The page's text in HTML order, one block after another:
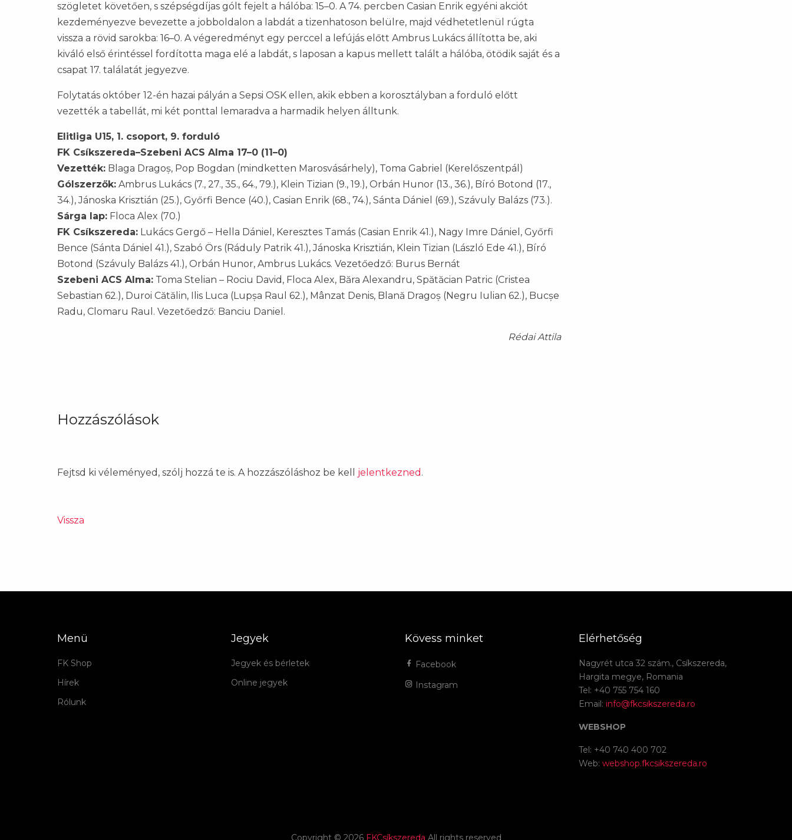
szögletet követően, s szépségdíjas gólt fejelt a hálóba: 15–0. A 74. percben Casian Enrik egyéni akciót
kezdeményezve bevezette a jobboldalon a labdát a tizenhatoson belülre, majd védhetetlenül rúgta
vissza a rövid sarokba: 16–0. A végeredményt egy perccel a lefújás előtt Ambrus Lukács állította be, aki
kiváló első érintéssel fordította maga elé a labdát, s laposan a kapus mellett talált a hálóba, ötödik saját és a
csapat 17. találatát jegyezve.
Folytatás október 12-én hazai pályán a Sepsi OSK ellen, akik ebben a korosztályban a forduló előtt
vezették a tabellát, mi két ponttal lemaradva a harmadik helyen álltunk.
Elitliga U15, 1. csoport, 9. forduló
FK Csíkszereda–Szebeni ACS Alma 17–0 (11–0)
Vezették: Blaga Dragoș, Pop Bogdan (mindketten Marosvásárhely), Toma Gabriel (Kerelőszentpál)
Gólszerzők: Ambrus Lukács (7., 27., 35., 64., 79.), Klein Tizian (9., 19.), Orbán Hunor (13., 36.), Bíró Botond (17.,
34.), Jánoska Krisztián (25.), Győrfi Bence (40.), Casian Enrik (68., 74.), Sánta Dániel (69.), Szávuly Balázs (73.).
Sárga lap: Floca Alex (70.)
FK Csíkszereda: Lukács Gergő – Hella Dániel, Keresztes Tamás (Casian Enrik 41.), Nagy Imre Dániel, Győrfi
Bence (Sánta Dániel 41.), Szabó Örs (Ráduly Patrik 41.), Jánoska Krisztián, Klein Tizian (László Ede 41.), Bíró
Botond (Szávuly Balázs 41.), Orbán Hunor, Ambrus Lukács. Vezetőedző: Burus Bernát
Szebeni ACS Alma: Toma Stelian – Rociu David, Floca Alex, Băra Alexandru, Spătăcian Patric (Cristea
Sebastian 62.), Duroi Cătălin, Ilis Luca (Lupșa Raul 62.), Mânzat Denis, Blană Dragoș (Negru Iulian 62.), Bucșe
Radu, Clomaru Raul. Vezetőedző: Banciu Daniel.
Rédai Attila
Hozzászólások
Fejtsd ki véleményed, szólj hozzá te is. A hozzászóláshoz be kell jelentkezned .
Vissza
Menü
FK Shop
Hírek
Rólunk
Jegyek
Jegyek és bérletek
Online jegyek
Kövess minket
Facebook
Instagram
Elérhetőség
Nagyrét utca 32 szám., Csíkszereda,
Hargita megye, Romania
Tel: +40 755 754 160
Email: info@fkcsikszereda.ro
WEBSHOP
Tel: +40 740 400 702
Web: webshop.fkcsikszereda.ro
Copyright © 2026 FKCsíkszereda All rights reserved